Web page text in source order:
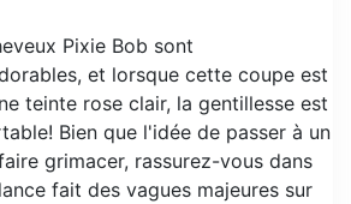
Pixie Bob sont
et lorsque cette coupe est
teinte rose clair, la gentillesse est
Bien que l'idée de passer à un
grimacer, rassurez-vous dans
fait des vagues majeures sur